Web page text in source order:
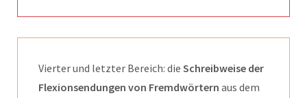
Vierter und letzter Bereich: die Schreibweise der
Flexionsendungen von Fremdwörtern aus dem